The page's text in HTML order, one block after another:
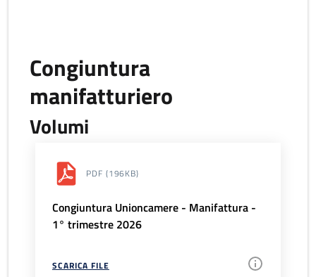
Congiuntura
manifatturiero
Volumi
PDF (196KB)
Congiuntura Unioncamere - Manifattura -
1° trimestre 2026
SCARICA FILE